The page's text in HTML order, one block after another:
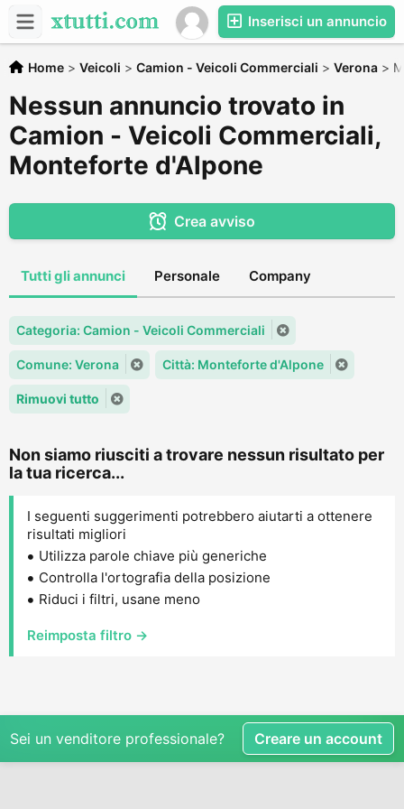
Inserisci un annuncio
Home > Veicoli > Camion - Veicoli Commerciali > Verona >
Nessun annuncio trovato in
Camion - Veicoli Commerciali,
Monteforte d'Alpone
Crea avviso
Tutti gli annunci Personale Company
Categoria: Camion - Veicoli Commerciali
Comune: Verona Città: Monteforte d'Alpone
Rimuovi tutto
Non siamo riusciti a trovare nessun risultato per
la tua ricerca...
I seguenti suggerimenti potrebbero aiutarti a ottenere
risultati migliori
Utilizza parole chiave più generiche
Controlla l'ortografia della posizione
Riduci i filtri, usane meno
Reimposta filtro →
Sei un venditore professionale? Creare un account